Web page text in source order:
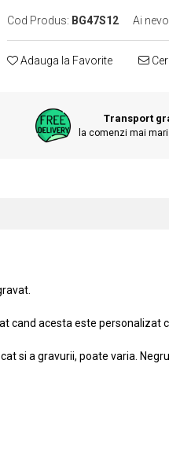
Cod Produs: BG47S12 Ai
Adauga la Favorite
Transport
la comenzi mai
cand acesta este personalizat
si a gravurii, poate varia.